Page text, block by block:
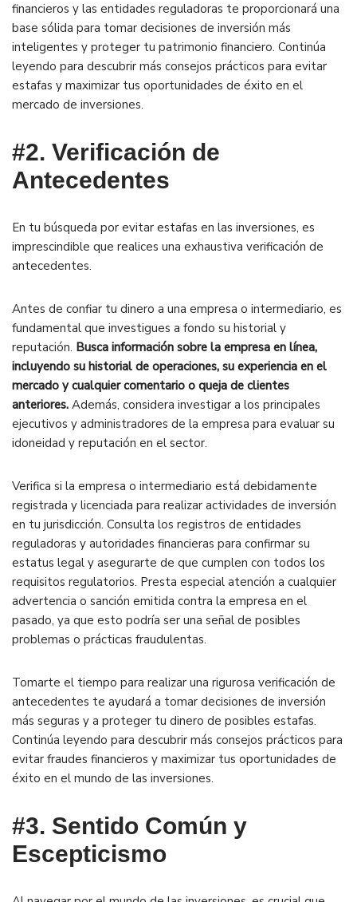
financieros y las entidades reguladoras te proporcionará una
base sólida para tomar decisiones de inversión más
inteligentes y proteger tu patrimonio financiero. Continúa
leyendo para descubrir más consejos prácticos para evitar
estafas y maximizar tus oportunidades de éxito en el
mercado de inversiones.
#2. Verificación de
Antecedentes
En tu búsqueda por evitar estafas en las inversiones, es
imprescindible que realices una exhaustiva verificación de
antecedentes.
Antes de confiar tu dinero a una empresa o intermediario, es
fundamental que investigues a fondo su historial y
reputación. Busca información sobre la empresa en línea,
incluyendo su historial de operaciones, su experiencia en el
mercado y cualquier comentario o queja de clientes
anteriores. Además, considera investigar a los principales
ejecutivos y administradores de la empresa para evaluar su
idoneidad y reputación en el sector.
Verifica si la empresa o intermediario está debidamente
registrada y licenciada para realizar actividades de inversión
en tu jurisdicción. Consulta los registros de entidades
reguladoras y autoridades financieras para confirmar su
estatus legal y asegurarte de que cumplen con todos los
requisitos regulatorios. Presta especial atención a cualquier
advertencia o sanción emitida contra la empresa en el
pasado, ya que esto podría ser una señal de posibles
problemas o prácticas fraudulentas.
Tomarte el tiempo para realizar una rigurosa verificación de
antecedentes te ayudará a tomar decisiones de inversión
más seguras y a proteger tu dinero de posibles estafas.
Continúa leyendo para descubrir más consejos prácticos para
evitar fraudes financieros y maximizar tus oportunidades de
éxito en el mundo de las inversiones.
#3. Sentido Común y
Escepticismo